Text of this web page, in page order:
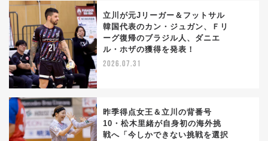
立川が元Jリーガー＆フットサル
韓国代表のカン・ジュガン、Ｆリ
ーグ復帰のブラジル人、ダニエ
ル・ホザの獲得を発表！
2026.07.31
昨季得点女王＆立川の背番号
10・松木里緒が自身初の海外挑
戦へ「今しかできない挑戦を選択